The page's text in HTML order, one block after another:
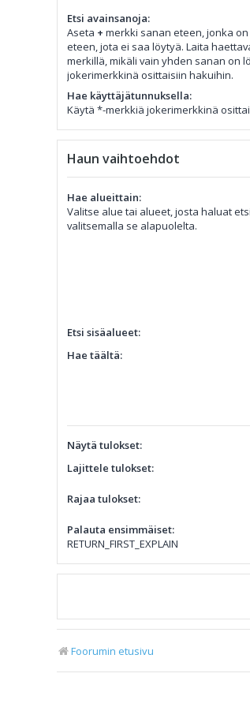
Etsi avainsanoja:
Aseta + merkki sanan eteen, jonka
eteen, jota ei saa löytyä. Laita
merkillä, mikäli vain yhden sanan on
jokerimerkkinä osittaisiin hakuihin.
Hae käyttäjätunnuksella:
Käytä *-merkkiä jokerimerkkinä
Haun vaihtoehdot
Hae alueittain:
Valitse alue tai alueet, josta haluat
valitsemalla se alapuolelta.
Etsi sisäalueet:
Hae täältä:
Näytä tulokset:
Lajittele tulokset:
Rajaa tulokset:
Palauta ensimmäiset:
RETURN_FIRST_EXPLAIN
Foorumin etusivu